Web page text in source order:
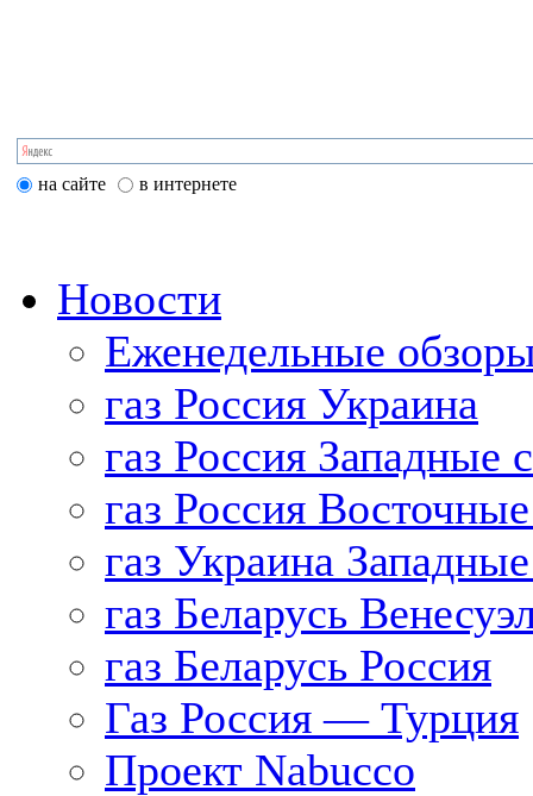
на сайте в интернете
Новости
Еженедельные
газ Россия Украина
газ Россия Западные
газ Россия
газ Украина
газ Беларусь
газ Беларусь Россия
Газ Россия — Турция
Проект Nabucco